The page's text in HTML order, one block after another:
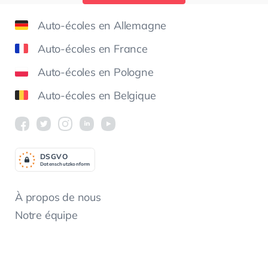
Auto-écoles en Allemagne
Auto-écoles en France
Auto-écoles en Pologne
Auto-écoles en Belgique
À propos de nous
Notre équipe
Datenschutzkonform
DSGVO